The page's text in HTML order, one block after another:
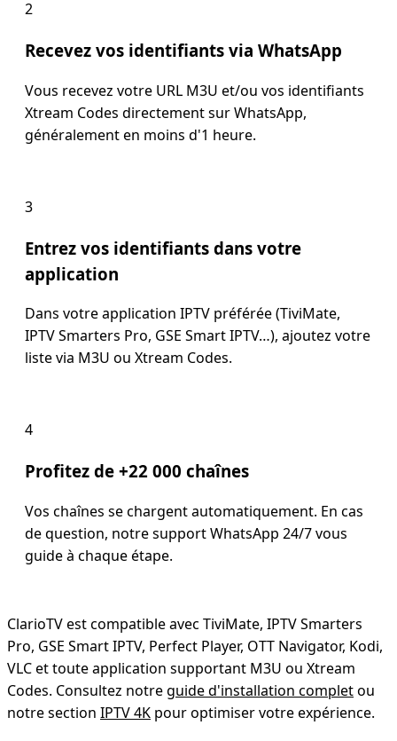
2
Recevez vos identifiants via WhatsApp
Vous recevez votre URL M3U et/ou vos identifiants
Xtream Codes directement sur WhatsApp,
généralement en moins d'1 heure.
3
Entrez vos identifiants dans votre
application
Dans votre application IPTV préférée (TiviMate,
IPTV Smarters Pro, GSE Smart IPTV…), ajoutez votre
liste via M3U ou Xtream Codes.
4
Profitez de +22 000 chaînes
Vos chaînes se chargent automatiquement. En cas
de question, notre support WhatsApp 24/7 vous
guide à chaque étape.
ClarioTV est compatible avec TiviMate, IPTV Smarters
Pro, GSE Smart IPTV, Perfect Player, OTT Navigator, Kodi,
VLC et toute application supportant M3U ou Xtream
Codes. Consultez notreguide d'installation completou
notre section IPTV 4K pour optimiser votre expérience.